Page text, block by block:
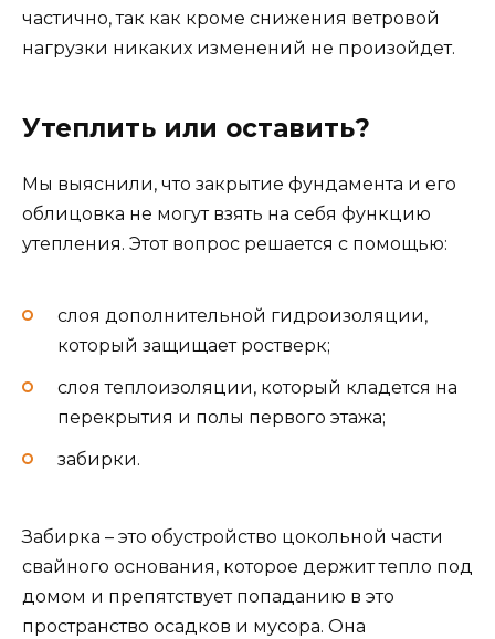
частично, так как кроме снижения ветровой
нагрузки никаких изменений не произойдет.
Утеплить или оставить?
Мы выяснили, что закрытие фундамента и его
облицовка не могут взять на себя функцию
утепления. Этот вопрос решается с помощью:
слоя дополнительной гидроизоляции,
который защищает ростверк;
слоя теплоизоляции, который кладется на
перекрытия и полы первого этажа;
забирки.
Забирка – это обустройство цокольной части
свайного основания, которое держит тепло под
домом и препятствует попаданию в это
пространство осадков и мусора. Она